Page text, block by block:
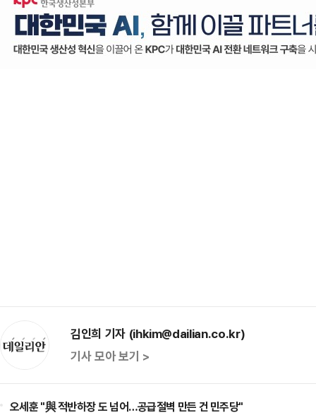
김인희 기자 (ihkim@dailian.co.kr)
기사 모아 보기 >
오세훈 "與 적반하장 도 넘어…공급절벽 만든 건 민주당"